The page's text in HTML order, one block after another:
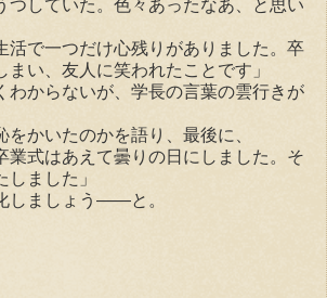
つしていた。色々あったなあ、と思い
活で一つだけ心残りがありました。卒
い、友人に笑われたことです」
からないが、学長の言葉の雲行きが
かいたのかを語り、最後に、
業式はあえて曇りの日にしました。そ
しました」
しましょう――と。